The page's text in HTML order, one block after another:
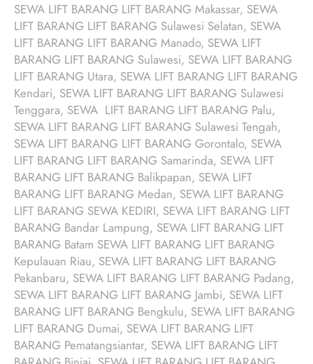
SEWA LIFT BARANG LIFT BARANG Makassar, SEWA
LIFT BARANG LIFT BARANG Sulawesi Selatan, SEWA
LIFT BARANG LIFT BARANG Manado, SEWA LIFT
BARANG LIFT BARANG Sulawesi, SEWA LIFT BARANG
LIFT BARANG Utara, SEWA LIFT BARANG LIFT BARANG
Kendari, SEWA LIFT BARANG LIFT BARANG Sulawesi
Tenggara, SEWA LIFT BARANG LIFT BARANG Palu,
SEWA LIFT BARANG LIFT BARANG Sulawesi Tengah,
SEWA LIFT BARANG LIFT BARANG Gorontalo, SEWA
LIFT BARANG LIFT BARANG Samarinda, SEWA LIFT
BARANG LIFT BARANG Balikpapan, SEWA LIFT
BARANG LIFT BARANG Medan, SEWA LIFT BARANG
LIFT BARANG SEWA KEDIRI, SEWA LIFT BARANG LIFT
BARANG Bandar Lampung, SEWA LIFT BARANG LIFT
BARANG Batam SEWA LIFT BARANG LIFT BARANG
Kepulauan Riau, SEWA LIFT BARANG LIFT BARANG
Pekanbaru, SEWA LIFT BARANG LIFT BARANG Padang,
SEWA LIFT BARANG LIFT BARANG Jambi, SEWA LIFT
BARANG LIFT BARANG Bengkulu, SEWA LIFT BARANG
LIFT BARANG Dumai, SEWA LIFT BARANG LIFT
BARANG Pematangsiantar, SEWA LIFT BARANG LIFT